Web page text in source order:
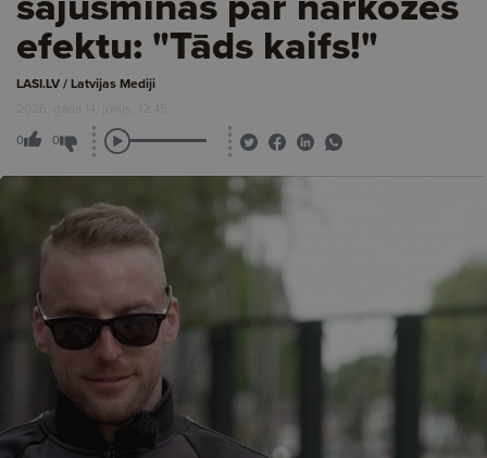
efektu: "Tāds kaifs!"
LASI.LV / Latvijas Mediji
2026. gada 14. jūnijs, 12:45
0 0